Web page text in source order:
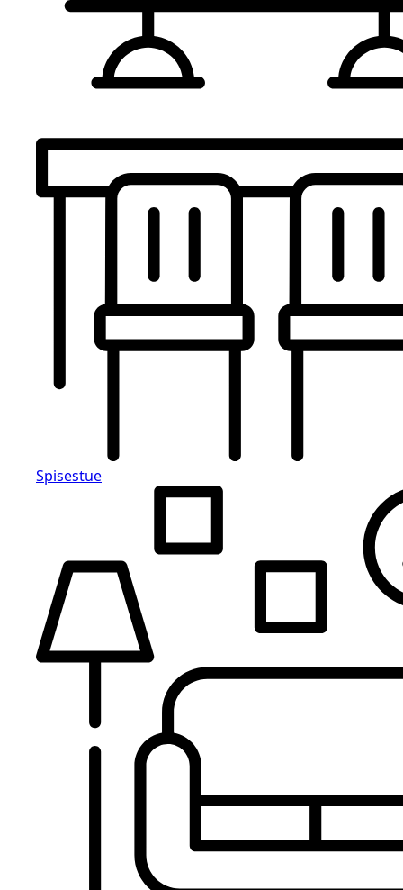
Spisestue